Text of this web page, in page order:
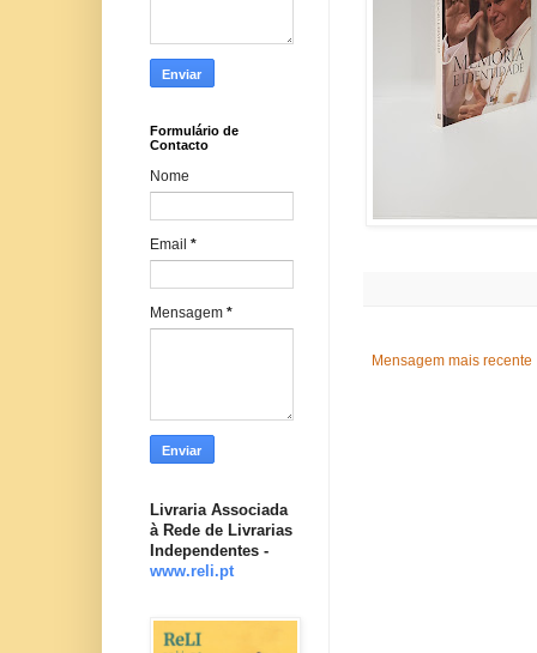
Mensagem mais recente
Formulário de
Contacto
Nome
Email *
Mensagem *
Livraria Associada
à Rede de Livrarias
Independentes -
www.reli.pt